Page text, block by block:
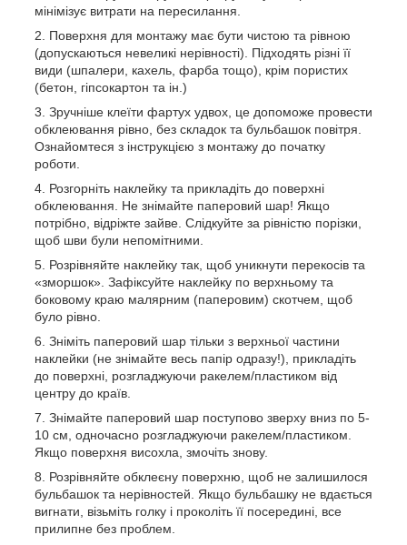
мінімізує витрати на пересилання.
Поверхня для монтажу має бути чистою та рівною
(допускаються невеликі нерівності). Підходять різні її
види (шпалери, кахель, фарба тощо), крім пористих
(бетон, гіпсокартон та ін.)
Зручніше клеїти фартух удвох, це допоможе провести
обклеювання рівно, без складок та бульбашок повітря.
Ознайомтеся з інструкцією з монтажу до початку
роботи.
Розгорніть наклейку та прикладіть до поверхні
обклеювання. Не знімайте паперовий шар! Якщо
потрібно, відріжте зайве. Слідкуйте за рівністю порізки,
щоб шви були непомітними.
Розрівняйте наклейку так, щоб уникнути перекосів та
«зморшок». Зафіксуйте наклейку по верхньому та
боковому краю малярним (паперовим) скотчем, щоб
було рівно.
Зніміть паперовий шар тільки з верхньої частини
наклейки (не знімайте весь папір одразу!), прикладіть
до поверхні, розгладжуючи ракелем/пластиком від
центру до країв.
Знімайте паперовий шар поступово зверху вниз по 5-
10 см, одночасно розгладжуючи ракелем/пластиком.
Якщо поверхня висохла, змочіть знову.
Розрівняйте обклеєну поверхню, щоб не залишилося
бульбашок та нерівностей. Якщо бульбашку не вдається
вигнати, візьміть голку і проколіть її посередині, все
прилипне без проблем.